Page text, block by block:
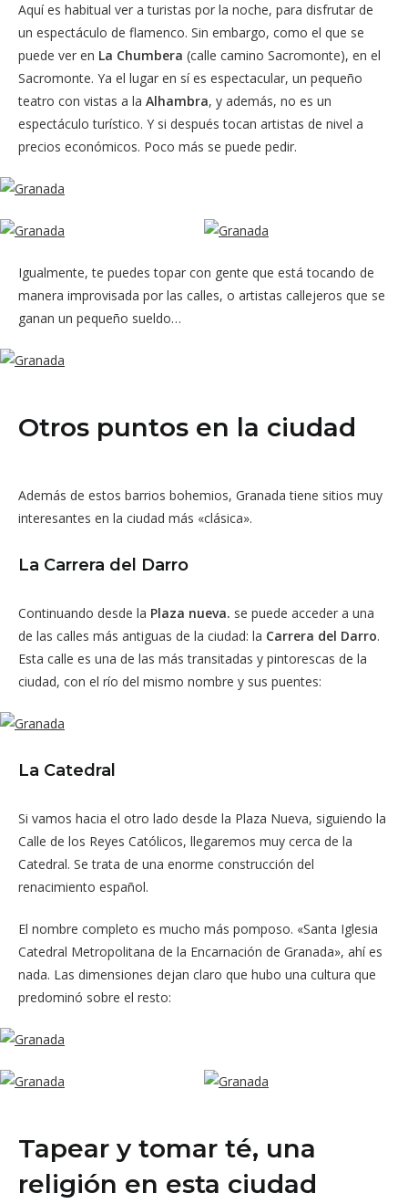
Aquí es habitual ver a turistas por la noche, para disfrutar de
un espectáculo de flamenco. Sin embargo, como el que se
puede ver en La Chumbera (calle camino Sacromonte), en el
Sacromonte. Ya el lugar en sí es espectacular, un pequeño
teatro con vistas a la Alhambra, y además, no es un
espectáculo turístico. Y si después tocan artistas de nivel a
precios económicos. Poco más se puede pedir.
Igualmente, te puedes topar con gente que está tocando de
manera improvisada por las calles, o artistas callejeros que se
ganan un pequeño sueldo…
Otros puntos en la ciudad
Además de estos barrios bohemios, Granada tiene sitios muy
interesantes en la ciudad más «clásica».
La Carrera del Darro
Continuando desde la Plaza nueva. se puede acceder a una
de las calles más antiguas de la ciudad: la Carrera del Darro.
Esta calle es una de las más transitadas y pintorescas de la
ciudad, con el río del mismo nombre y sus puentes:
La Catedral
Si vamos hacia el otro lado desde la Plaza Nueva, siguiendo la
Calle de los Reyes Católicos, llegaremos muy cerca de la
Catedral. Se trata de una enorme construcción del
renacimiento español.
El nombre completo es mucho más pomposo. «Santa Iglesia
Catedral Metropolitana de la Encarnación de Granada», ahí es
nada. Las dimensiones dejan claro que hubo una cultura que
predominó sobre el resto:
Tapear y tomar té, una
religión en esta ciudad